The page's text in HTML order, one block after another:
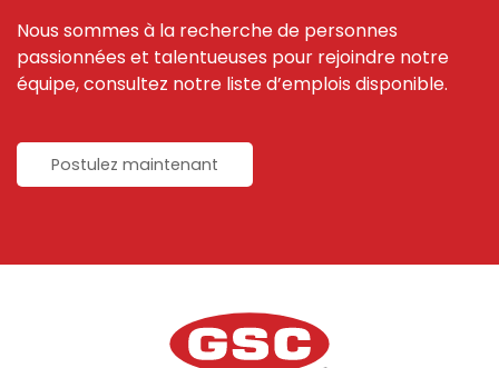
Nous sommes à la recherche de personnes
passionnées et talentueuses pour rejoindre notre
équipe, consultez notre liste d’emplois disponible.
Postulez maintenant